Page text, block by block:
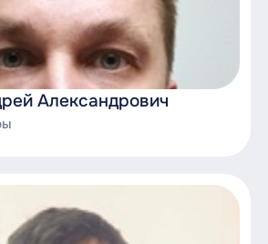
Александрович